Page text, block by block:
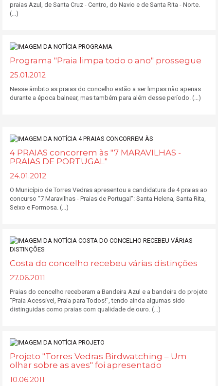
praias Azul, de Santa Cruz - Centro, do Navio e de Santa Rita - Norte.
(...)
Programa "Praia limpa todo o ano" prossegue
25.01.2012
Nesse âmbito as praias do concelho estão a ser limpas não apenas
durante a época balnear, mas também para além desse período. (...)
4 PRAIAS concorrem às "7 MARAVILHAS -
PRAIAS DE PORTUGAL"
24.01.2012
O Município de Torres Vedras apresentou a candidatura de 4 praias ao
concurso "7 Maravilhas - Praias de Portugal": Santa Helena, Santa Rita,
Seixo e Formosa. (...)
Costa do concelho recebeu várias distinções
27.06.2011
Praias do concelho receberam a Bandeira Azul e a bandeira do projeto
"Praia Acessível, Praia para Todos!", tendo ainda algumas sido
distinguidas como praias com qualidade de ouro. (...)
Projeto "Torres Vedras Birdwatching – Um
olhar sobre as aves" foi apresentado
10.06.2011